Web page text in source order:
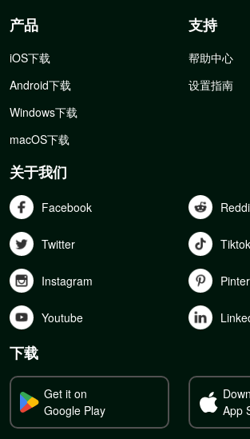
产品
iOS下载
Android下载
Windows下载
macOS下载
支持
帮助中心
设置指南
关于我们
Facebook
Twitter Tiktok
Instagram
Youtube
下载
Get it on
Google Play
App